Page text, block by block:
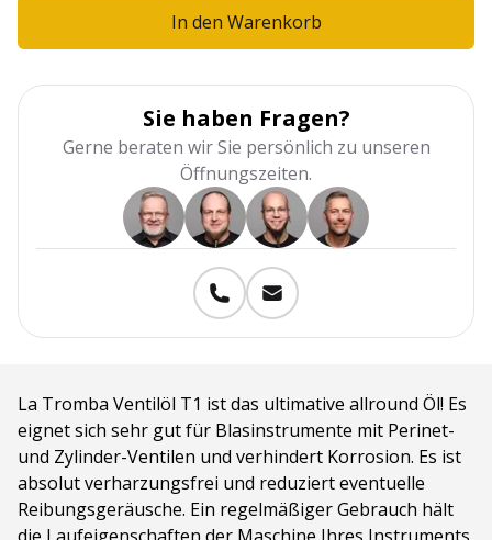
In den Warenkorb
Sie haben Fragen?
Gerne beraten wir Sie persönlich zu unseren
Öffnungszeiten.
La Tromba Ventilöl T1 ist das ultimative allround Öl! Es
eignet sich sehr gut für Blasinstrumente mit Perinet-
und Zylinder-Ventilen und verhindert Korrosion. Es ist
absolut verharzungsfrei und reduziert eventuelle
Reibungsgeräusche. Ein regelmäßiger Gebrauch hält